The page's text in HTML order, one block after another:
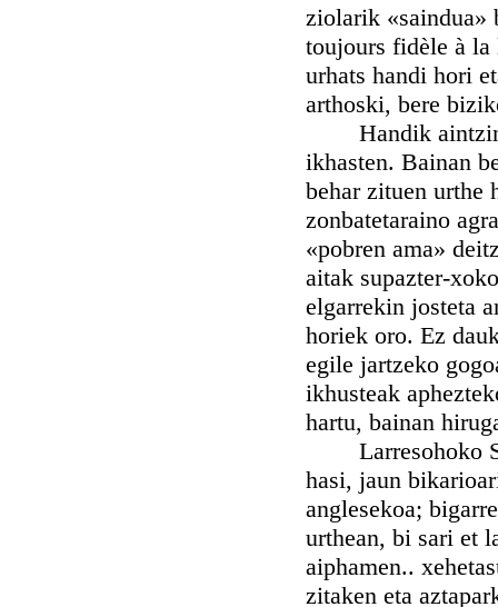
ziolarik «saindua»
toujours fidèle à la
urhats handi hori
arthoski, bere
Handik aintzina
ikhasten. Bainan
behar zituen urthe
zonbatetaraino
«pobren ama»
aitak supazter-
elgarrekin josteta
horiek oro. Ez
egile jartzeko
ikhusteak
hartu, bainan
Larresohoko
hasi, jaun
anglesekoa;
urthean, bi sari et
aiphamen..
zitaken eta